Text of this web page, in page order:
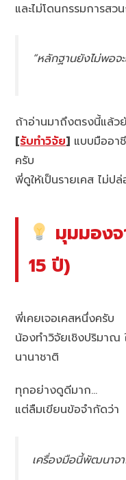
และไม่โดนกรรมการสว
“หลักฐานยังไม่พอจ
ถ้าอ่านมาถึงตรงนี้แล้
[รับทำวิจัย] แบบมืออา
ครับ
พี่ดูให้เป็นรายเคส ไม่ป
มุมมอง
15 ปี)
พี่เคยเจอเคสหนึ่งครับ
น้องทำวิจัยเชิงปริมาณ
นานาชาติ
ทุกอย่างดูดีมาก…
แต่ลืมเขียนข้อจำกัดว่า
เครื่องมือนี้พัฒนาจ